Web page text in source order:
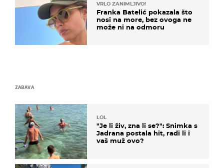
VRLO ZANIMLJIVO!
Franka Batelić pokazala što
nosi na more, bez ovoga ne
može ni na odmoru
ZABAVA
LOL
"Je li živ, zna li se?": Snimka s
Jadrana postala hit, radi li i
vaš muž ovo?